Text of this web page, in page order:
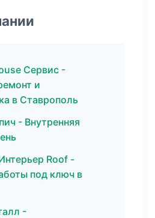
Сервис -
и
в Ставрополь
- Внутренняя
Roof -
под ключ в
-